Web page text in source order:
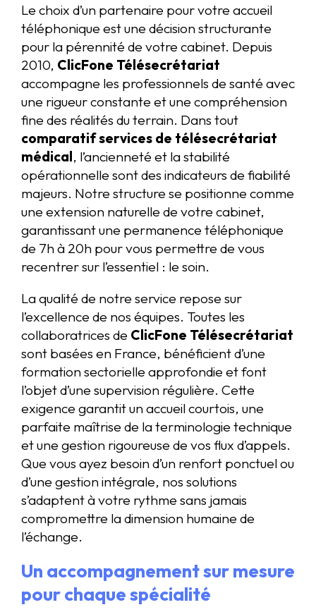
Le choix d’un partenaire pour votre accueil
téléphonique est une décision structurante
pour la pérennité de votre cabinet. Depuis
2010, ClicFone Télésecrétariat
accompagne les professionnels de santé avec
une rigueur constante et une compréhension
fine des réalités du terrain. Dans tout
comparatif services de télésecrétariat
médical, l’ancienneté et la stabilité
opérationnelle sont des indicateurs de fiabilité
majeurs. Notre structure se positionne comme
une extension naturelle de votre cabinet,
garantissant une permanence téléphonique
de 7h à 20h pour vous permettre de vous
recentrer sur l’essentiel : le soin.
La qualité de notre service repose sur
l’excellence de nos équipes. Toutes les
collaboratrices de ClicFone Télésecrétariat
sont basées en France, bénéficient d’une
formation sectorielle approfondie et font
l’objet d’une supervision régulière. Cette
exigence garantit un accueil courtois, une
parfaite maîtrise de la terminologie technique
et une gestion rigoureuse de vos flux d’appels.
Que vous ayez besoin d’un renfort ponctuel ou
d’une gestion intégrale, nos solutions
s’adaptent à votre rythme sans jamais
compromettre la dimension humaine de
l’échange.
Un accompagnement sur mesure
pour chaque spécialité